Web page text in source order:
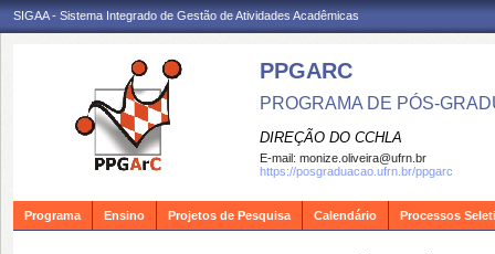
SIGAA - Sistema Integrado de Gestão de Atividades Acadêmicas
PPGARC
PROGRAMA DE PÓS-
DIREÇÃO DO CCHLA
E-mail: monize.oliveira@ufrn.br
https://posgraduacao.ufrn.br/ppgarc
Programa Ensino Projetos de Pesquisa Calendário Processos